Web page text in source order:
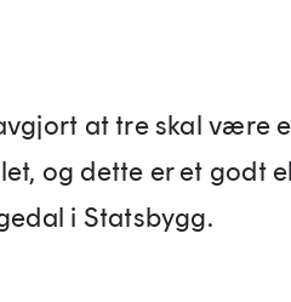
at tre skal være
og dette er et godt
i Statsbygg.